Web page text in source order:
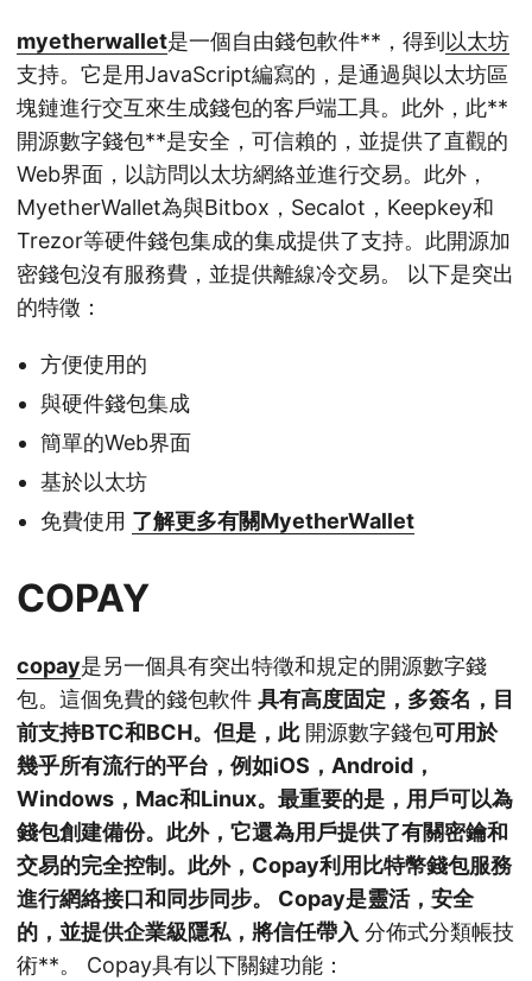
myetherwallet是一個自由錢包軟件**，得到以太坊
支持。它是用JavaScript編寫的，是通過與以太坊區
塊鏈進行交互來生成錢包的客戶端工具。此外，此**
開源數字錢包**是安全，可信賴的，並提供了直觀的
Web界面，以訪問以太坊網絡並進行交易。此外，
MyetherWallet為與Bitbox，Secalot，Keepkey和
Trezor等硬件錢包集成的集成提供了支持。此開源加
密錢包沒有服務費，並提供離線冷交易。 以下是突出
的特徵：
方便使用的
與硬件錢包集成
簡單的Web界面
基於以太坊
免費使用 了解更多有關MyetherWallet
COPAY
copay是另一個具有突出特徵和規定的開源數字錢
包。這個免費的錢包軟件 具有高度固定，多簽名，目
前支持BTC和BCH。但是，此開源數字錢包可用於
幾乎所有流行的平台，例如iOS，Android，
Windows，Mac和Linux。最重要的是，用戶可以為
錢包創建備份。此外，它還為用戶提供了有關密鑰和
交易的完全控制。此外，Copay利用比特幣錢包服務
進行網絡接口和同步同步。 Copay是靈活，安全
的，並提供企業級隱私，將信任帶入 分佈式分類帳技
術**。 Copay具有以下關鍵功能：